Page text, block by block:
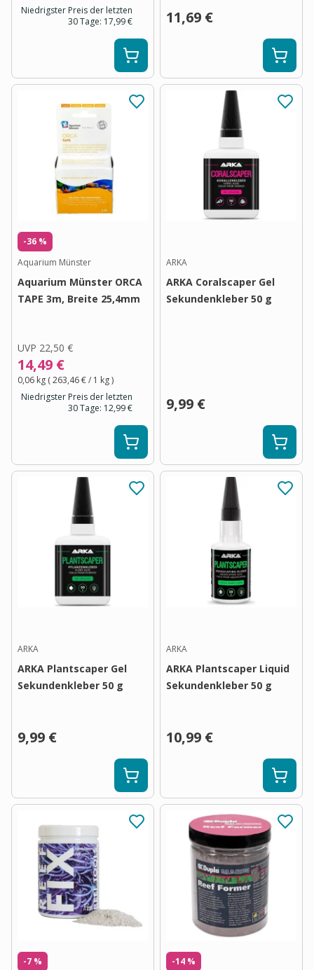
Niedrigster Preis der letzten
30 Tage: 17,99 € 11,69 €
-36 %
Aquarium Münster
Aquarium Münster ORCA
TAPE 3m, Breite 25,4mm
UVP 22,50 €
14,49 €
0,06 kg (263,46 €/ 1 kg)
Niedrigster Preis der letzten
30 Tage: 12,99 €
ARKA
ARKA Coralscaper Gel
Sekundenkleber 50 g
9,99 €
ARKA
ARKA Plantscaper Gel
Sekundenkleber 50 g
9,99 €
ARKA
ARKA Plantscaper Liquid
Sekundenkleber 50 g
10,99 €
-7 % -14 %